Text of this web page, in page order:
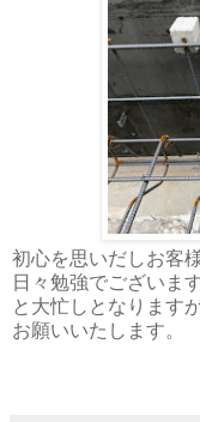
初心を思いだしお客
日々勉強でございま
と大忙しとなります
お願いいたします。